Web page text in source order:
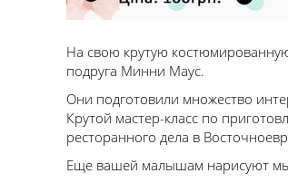
На свою крутую
подруга Минни Маус.
Они подготовили множество
Крутой мастер-класс по
ресторанного дела в
Еще вашей малышам нарисуют